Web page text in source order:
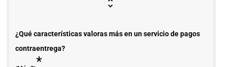
¿Qué características valoras más en un servicio de pagos
contraentrega?
*